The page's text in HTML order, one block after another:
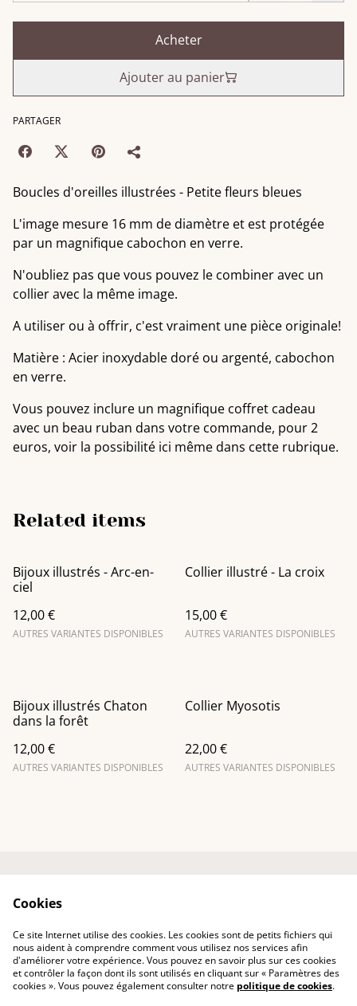
Acheter
Ajouter au panier
PARTAGER
Boucles d'oreilles illustrées - Petite fleurs bleues
L'image mesure 16 mm de diamètre et est protégée
par un magnifique cabochon en verre.
N'oubliez pas que vous pouvez le combiner avec un
collier avec la même image.
A utiliser ou à offrir, c'est vraiment une pièce originale!
Matière : Acier inoxydable doré ou argenté, cabochon
en verre.
Vous pouvez inclure un magnifique coffret cadeau
avec un beau ruban dans votre commande, pour 2
euros, voir la possibilité ici même dans cette rubrique.
Related items
Bijoux illustrés - Arc-en-
ciel
12,00 €
AUTRES VARIANTES DISPONIBLES
Collier illustré - La croix
15,00 €
AUTRES VARIANTES DISPONIBLES
Bijoux illustrés Chaton
dans la forêt
12,00 €
AUTRES VARIANTES DISPONIBLES
Collier Myosotis
22,00 €
AUTRES VARIANTES DISPONIBLES
Entre em contato
Privacidade
Conditions générales
Cookies
Ce site Internet utilise des cookies. Les cookies sont de petits fichiers qui
nous aident à comprendre comment vous utilisez nos services afin
d'améliorer votre expérience. Vous pouvez en savoir plus sur ces cookies
et contrôler la façon dont ils sont utilisés en cliquant sur « Paramètres des
cookies ». Vous pouvez également consulter notre politique de cookies.